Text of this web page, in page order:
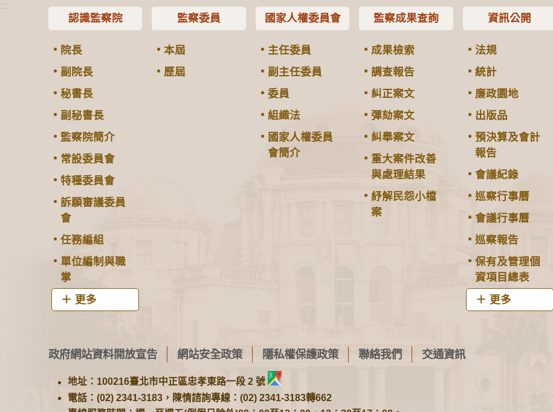
:::
認識監察院
院長
副院長
秘書長
副秘書長
監察院簡介
常設委員會
特種委員會
訴願審議委員
會
任務編組
單位編制與職
掌
更多
監察委員
本屆
歷屆
國家人權委員會
主任委員
副主任委員
委員
組織法
國家人權委員
會簡介
監察成果查詢
成果檢索
調查報告
糾正案文
彈劾案文
糾舉案文
重大案件改善
與處理結果
紓解民怨小檔
案
資訊公開
法規
統計
廉政園地
出版品
預決算及會計
報告
會議紀錄
巡察行事曆
會議行事曆
巡察報告
保有及管理個
資項目總表
更多
政府網站資料開放宣告 網站安全政策 隱私權保護政策 聯絡我們 交通資訊
地址：100216臺北市中正區忠孝東路一段 2 號
電話：(02) 2341-3183，陳情諮詢專線：(02) 2341-3183轉662